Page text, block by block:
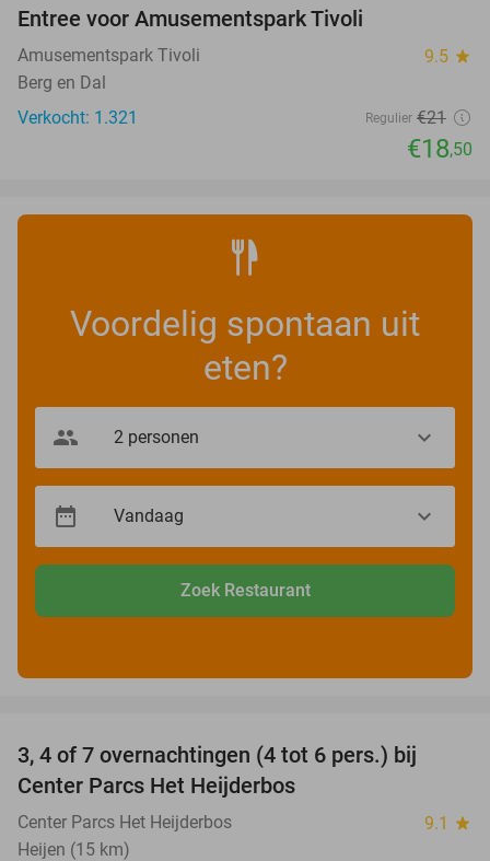
Entree voor Amusementspark Tivoli
Amusementspark Tivoli 9.5 star
Berg en Dal
Verkocht: 1.321
Regulier €21
€18,50
Voordelig spontaan uit
eten?
Zoek Restaurant
3, 4 of 7 overnachtingen (4 tot 6 pers.) bij
Center Parcs Het Heijderbos
Center Parcs Het Heijderbos 9.1 star
Heijen (15 km)